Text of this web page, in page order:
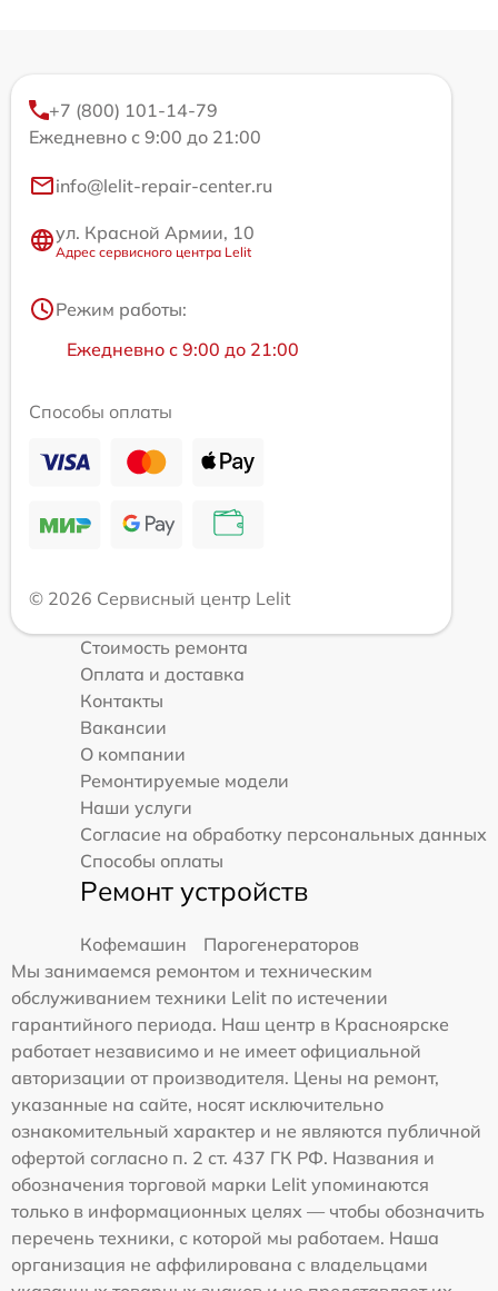
+7 (800) 101-14-79
Ежедневно с 9:00 до 21:00
info@lelit-repair-center.ru
ул. Красной Армии, 10
Адрес сервисного центра Lelit
Режим работы:
Ежедневно с 9:00 до 21:00
Способы оплаты
© 2026 Сервисный центр Lelit
Стоимость ремонта
Оплата и доставка
Контакты
Вакансии
О компании
Ремонтируемые модели
Наши услуги
Согласие на обработку персональных данных
Способы оплаты
Ремонт устройств
Кофемашин
Парогенераторов
Мы занимаемся ремонтом и техническим
обслуживанием техники Lelit по истечении
гарантийного периода. Наш центр в Красноярске
работает независимо и не имеет официальной
авторизации от производителя. Цены на ремонт,
указанные на сайте, носят исключительно
ознакомительный характер и не являются публичной
офертой согласно п. 2 ст. 437 ГК РФ. Названия и
обозначения торговой марки Lelit упоминаются
только в информационных целях — чтобы обозначить
перечень техники, с которой мы работаем. Наша
организация не аффилирована с владельцами